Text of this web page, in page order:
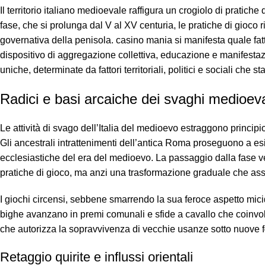
Il territorio italiano medioevale raffigura un crogiolo di
fase, che si prolunga dal V al XV centuria, le pratiche di
governativa della penisola. casino mania si manifesta quale
dispositivo di aggregazione collettiva, educazione e
uniche, determinate da fattori territoriali, politici e sociali che
Radici e basi arcaiche dei svaghi
Le attività di svago dell’Italia del medioevo estraggono
Gli ancestrali intrattenimenti dell’antica Roma proseguono a
ecclesiastiche del era del medioevo. La passaggio dalla fase
pratiche di gioco, ma anzi una trasformazione graduale che
I giochi circensi, sebbene smarrendo la sua feroce aspetto
bighe avanzano in premi comunali e sfide a cavallo che
che autorizza la sopravvivenza di vecchie usanze sotto nuove
Retaggio quirite e influssi orientali